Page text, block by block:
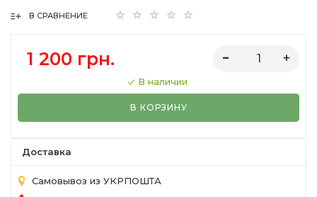
В СРАВНЕНИЕ
1 200 грн.
В наличии
В КОРЗИНУ
Доставка
Самовывоз из УКРПОШТА